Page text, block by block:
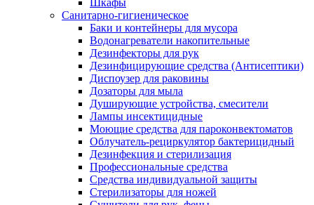
Шкафы
Санитарно-гигиеническое
Баки и контейнеры для мусора
Водонагреватели накопительные
Дезинфекторы для рук
Дезинфицирующие средства (Антисептики)
Диспоузер для раковины
Дозаторы для мыла
Душирующие устройства, смесители
Лампы инсектицидные
Моющие средства для пароконвектоматов
Облучатель-рециркулятор бактерицидный
Дезинфекция и стерилизация
Профессиональные средства
Средства индивидуальной защиты
Стерилизаторы для ножей